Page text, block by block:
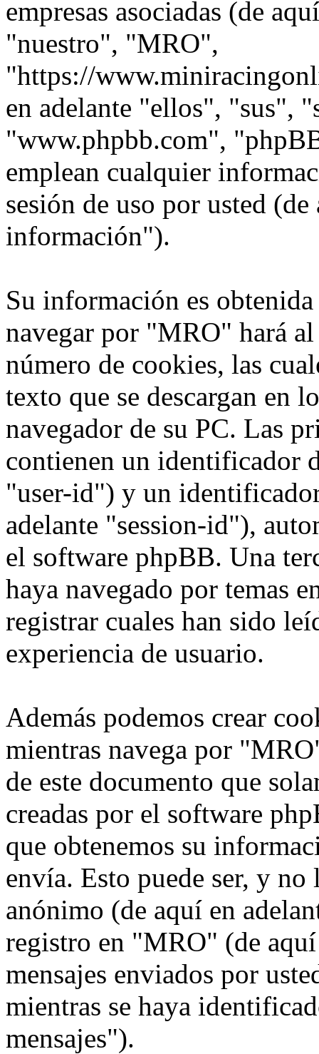
empresas asociadas (de
"nuestro", "MRO",
"https://
en adelante "ellos", "sus",
"www.phpbb.com",
emplean cualquier
sesión de uso por usted
información").
Su información es
navegar por "MRO" hará
número de cookies, las
texto que se descargan en
navegador de su PC. Las
contienen un identificador
"user-id") y un
adelante "session-id"),
el software phpBB. Una
haya navegado por temas
registrar cuales han sido
experiencia de usuario.
Además podemos crear
mientras navega por
de este documento que
creadas por el software
que obtenemos su
envía. Esto puede ser, y
anónimo (de aquí en
registro en "MRO" (de
mensajes enviados por
mientras se haya
mensajes").